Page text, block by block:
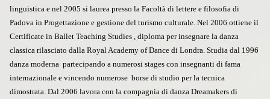
linguistica e nel 2005 si laurea presso la Facoltà di lettere e filosofia di
Padova in Progettazione e gestione del turismo culturale. Nel 2006 ottiene il
Certificate in Ballet Teaching Studies , diploma per insegnare la danza
classica rilasciato dalla Royal Academy of Dance di Londra. Studia dal 1996
danza moderna partecipando a numerosi stages con insegnanti di fama
internazionale e vincendo numerose borse di studio per la tecnica
dimostrata. Dal 2006 lavora con la compagnia di danza Dreamakers di